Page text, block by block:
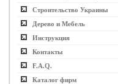
Строительство Украины
Дерево и Мебель
Инструкция
Контакты
F.A.Q.
Каталог фирм